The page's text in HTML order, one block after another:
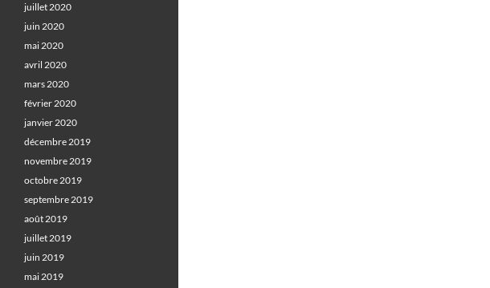
juillet 2020
juin 2020
mai 2020
avril 2020
mars 2020
février 2020
janvier 2020
décembre 2019
novembre 2019
octobre 2019
septembre 2019
août 2019
juillet 2019
juin 2019
mai 2019